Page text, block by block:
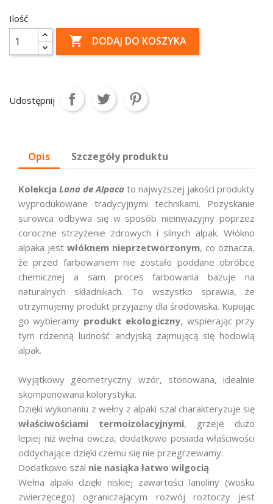
Ilość
 DODAJ DO KOSZYKA
Udostępnij
Opis Szczegóły produktu
Kolekcja Lana de Alpaca to najwyższej jakości produkty
wyprodukowane tradycyjnymi technikami. Pozyskanie
surowca odbywa się w sposób nieinwazyjny poprzez
coroczne strzyżenie zdrowych i silnych alpak. Włókno
alpaka jest włóknem nieprzetworzonym, co oznacza,
że przed farbowaniem nie zostało poddane obróbce
chemicznej a sam proces farbowania bazuje na
naturalnych składnikach. To wszystko sprawia, że
otrzymujemy produkt przyjazny dla środowiska. Kupując
go wybieramy produkt ekologiczny, wspierając przy
tym rdzenną ludność andyjską zajmującą się hodowlą
alpak.
Wyjątkowy geometryczny wzór, stonowana, idealnie
skomponowana kolorystyka.
Dzięki wykonaniu z wełny z alpaki szal charakteryzuje się
właściwościami termoizolacyjnymi, grzeje dużo
lepiej niż wełna owcza, dodatkowo posiada właściwości
oddychające dzięki czemu się nie przegrzewamy.
Dodatkowo szal nie nasiąka łatwo wilgocią.
Wełna alpaki dzięki niskiej zawartości lanoliny (wosku
zwierzęcego) ograniczającym rozwój roztoczy jest